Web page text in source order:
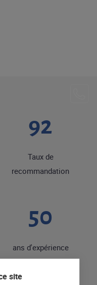
92
Taux de
recommandation
50
ans d'expérience
site